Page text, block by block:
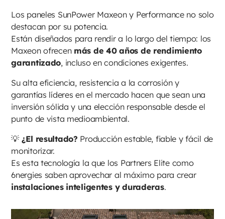
Los paneles SunPower Maxeon y Performance no solo
destacan por su potencia.
Están diseñados para rendir a lo largo del tiempo: los
Maxeon ofrecen más de 40 años de rendimiento
garantizado, incluso en condiciones exigentes.
Su alta eficiencia, resistencia a la corrosión y
garantías líderes en el mercado hacen que sean una
inversión sólida y una elección responsable desde el
punto de vista medioambiental.
💡 ¿El resultado? Producción estable, fiable y fácil de
monitorizar.
Es esta tecnología la que los Partners Elite como
6nergies saben aprovechar al máximo para crear
instalaciones inteligentes y duraderas.